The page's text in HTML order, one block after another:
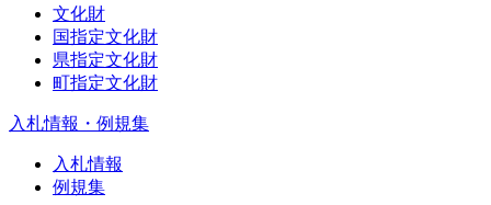
文化財
国指定文化財
県指定文化財
町指定文化財
入札情報・例規集
入札情報
例規集